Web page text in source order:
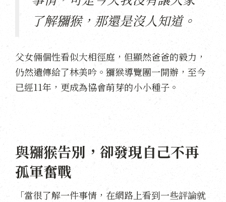
了解獼猴，那還是沒人知道。
父女倆個性看似大相徑庭，但顯然爸爸的毅力，
仍然遺傳給了林美吟。獼猴導覽團一開辦，至今
已經11年，更成為協會萌芽的小小種子。
與獼猴告別，卻發現自己不再
孤軍奮戰
「當很了解一件事情，在網路上看到一些評論就